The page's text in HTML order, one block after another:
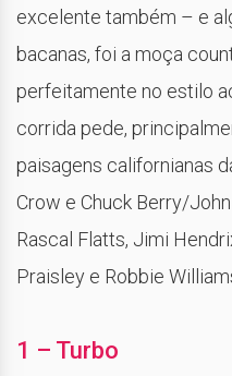
excelente também – e
bacanas, foi a moça
perfeitamente no estilo
corrida pede,
paisagens californianas
Crow e Chuck Berry/
Rascal Flatts, Jimi
Praisley e Robbie
1 – Turbo